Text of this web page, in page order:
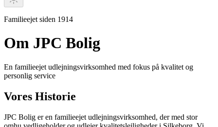
Familieejet siden 1914
Om JPC Bolig
En familieejet udlejningsvirksomhed med fokus på kvalitet og
personlig service
Vores Historie
JPC Bolig er en familieejet udlejningsvirksomhed, der med stor